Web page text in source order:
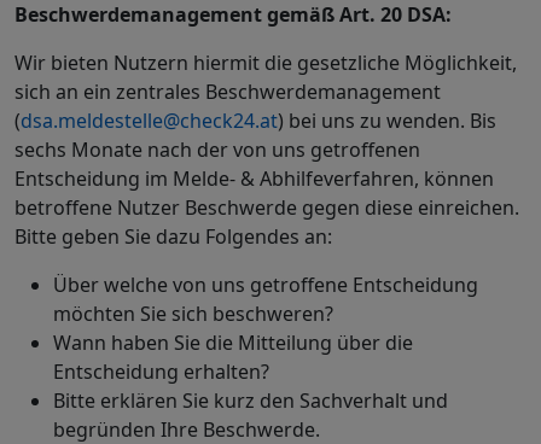
Beschwerdemanagement gemäß Art. 20 DSA:
Wir bieten Nutzern hiermit die gesetzliche Möglichkeit,
sich an ein zentrales Beschwerdemanagement
(dsa.meldestelle@check24.at) bei uns zu wenden. Bis
sechs Monate nach der von uns getroffenen
Entscheidung im Melde- & Abhilfeverfahren, können
betroffene Nutzer Beschwerde gegen diese einreichen.
Bitte geben Sie dazu Folgendes an:
Über welche von uns getroffene Entscheidung
möchten Sie sich beschweren?
Wann haben Sie die Mitteilung über die
Entscheidung erhalten?
Bitte erklären Sie kurz den Sachverhalt und
begründen Ihre Beschwerde.